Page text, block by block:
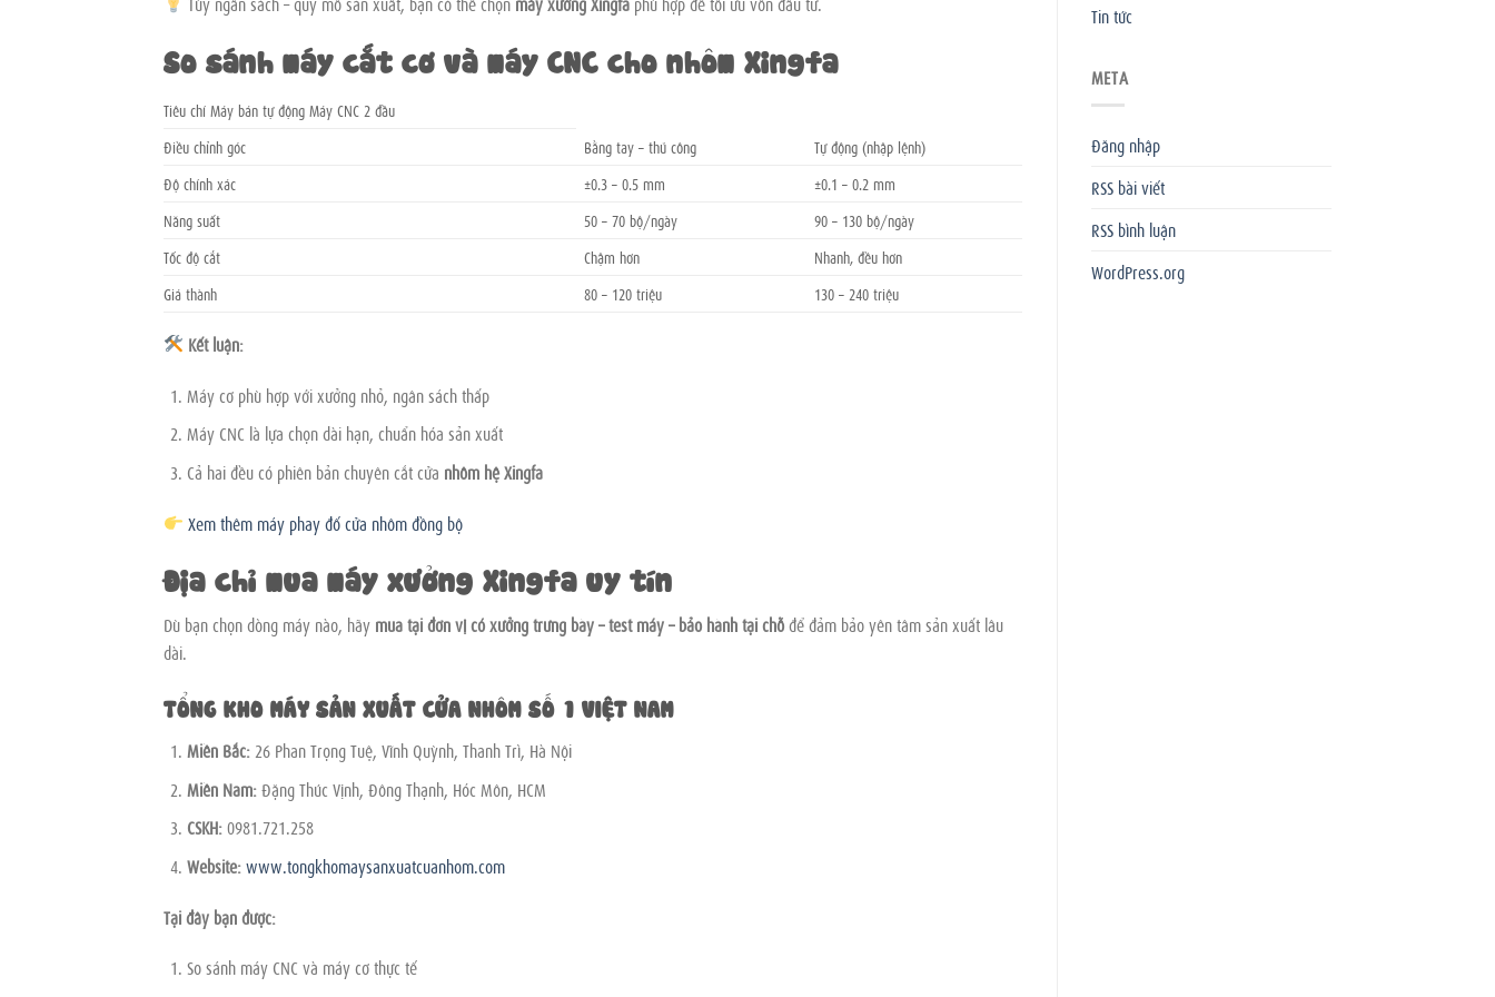
So sánh máy cắt cơ và máy CNC cho nhôm Xingfa
Tiêu chí Máy bán tự động Máy CNC 2 đầu
Điều chỉnh góc
Bằng tay – thủ công
Tự động (nhập lệnh)
Độ chính xác
±0.3 – 0.5 mm
±0.1 – 0.2 mm
Năng suất
50 – 70 bộ/ngày
90 – 130 bộ/ngày
Tốc độ cắt
Chậm hơn
Nhanh, đều hơn
Giá thành
80 – 120 triệu 130 – 240 triệu
Kết luận:
Máy cơ phù hợp với xưởng nhỏ, ngân sách thấp
Máy CNC là lựa chọn dài hạn, chuẩn hóa sản xuất
Cả hai đều có phiên bản chuyên cắt cửa nhôm hệ Xingfa
Xem thêm máy phay đố cửa nhôm đồng bộ
Địa chỉ mua máy xưởng Xingfa uy tín
Dù bạn chọn dòng máy nào, hãy mua tại đơn vị có xưởng trưng bày – test máy – bảo hành tại chỗđể đảm bảo yên tâm sản xuất lâu
dài.
TỔNG KHO MÁY SẢN XUẤT CỬA NHÔM SỐ 1 VIỆT NAM
Miền Bắc:26 Phan Trọng Tuệ, Vĩnh Quỳnh, Thanh Trì, Hà Nội
Miền Nam:Đặng Thúc Vịnh, Đông Thạnh, Hóc Môn, HCM
CSKH:0981.721.258
Website:www.tongkhomaysanxuatcuanhom.com
Tại đây bạn được:
So sánh máy CNC và máy cơ thực tế
Tin tức
META
Đăng nhập
RSS bài viết
RSS bình luận
WordPress.org